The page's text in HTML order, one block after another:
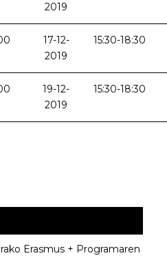
2019
17-12-
2019
15:30-18:30
19-12-
2019
15:30-18:30
Erasmus + Programaren